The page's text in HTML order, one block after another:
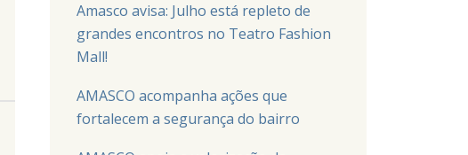
Amasco avisa: Julho está repleto de
grandes encontros no Teatro Fashion
Mall!
AMASCO acompanha ações que
fortalecem a segurança do bairro